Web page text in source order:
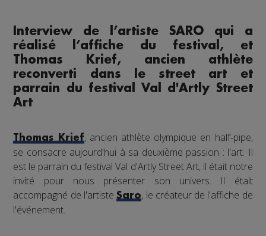
Interview de l’artiste SARO qui a
réalisé l’affiche du festival, et
Thomas Krief, ancien athlète
reconverti dans le street art et
parrain du festival Val d'Artly Street
Art
Thomas Krief, ancien athlète olympique en half-pipe,
se consacre aujourd'hui à sa deuxième passion : l'art. Il
est le parrain du festival Val d'Artly Street Art, il était notre
invité pour nous présenter son univers. Il était
accompagné de l'artisteSaro, le créateur de l'affiche de
l'événement.